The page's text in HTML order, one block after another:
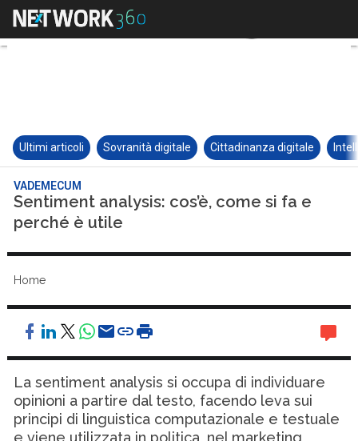
Ultimi articoli Sovranità digitale Cittadinanza digitale
VADEMECUM
Sentiment analysis: cos’è, come si fa e
perché è utile
Home
La sentiment analysis si occupa di individuare
opinioni a partire dal testo, facendo leva sui
principi di linguistica computazionale e testuale
e viene utilizzata in politica, nel marketing,